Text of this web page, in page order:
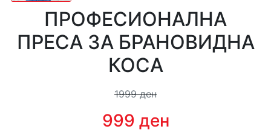
ПРОФЕСИОНАЛНА
ПРЕСА ЗА БРАНОВИДНА
КОСА
1999 ден
999 ден